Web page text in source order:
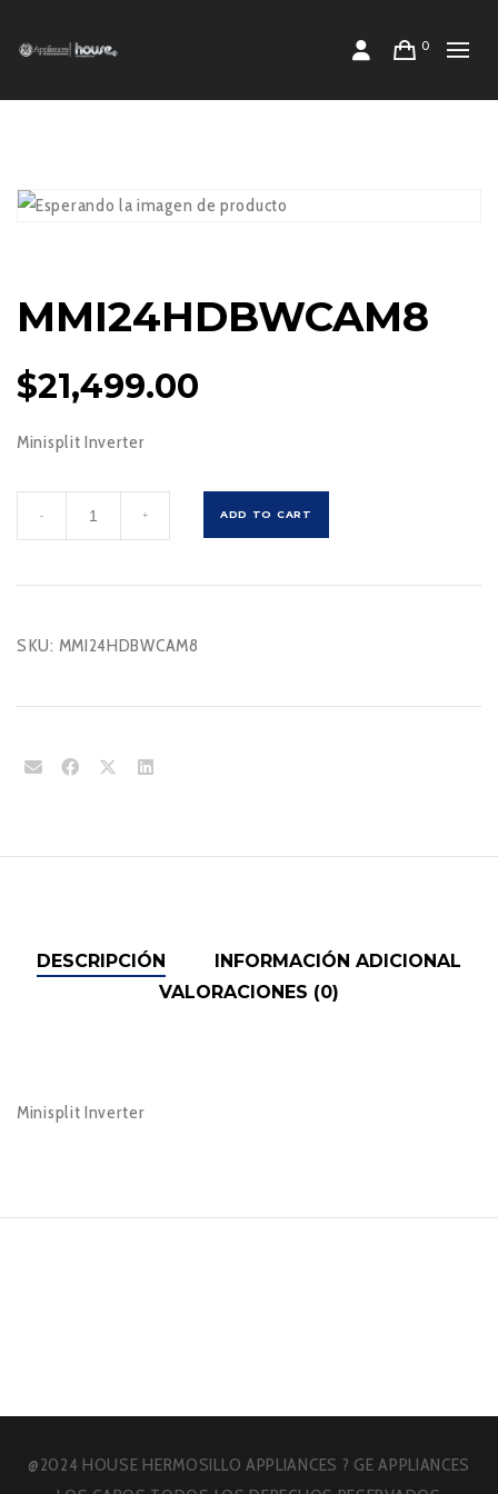
0
MMI24HDBWCAM8
$21,499.00
Minisplit Inverter
MMI24HDBWCAM8
cantidad
- + ADD TO CART
SKU: MMI24HDBWCAM8
DESCRIPCIÓN
INFORMACIÓN ADICIONAL
VALORACIONES (0)
Minisplit Inverter
@2024 HOUSE HERMOSILLO APPLIANCES ? GE APPLIANCES